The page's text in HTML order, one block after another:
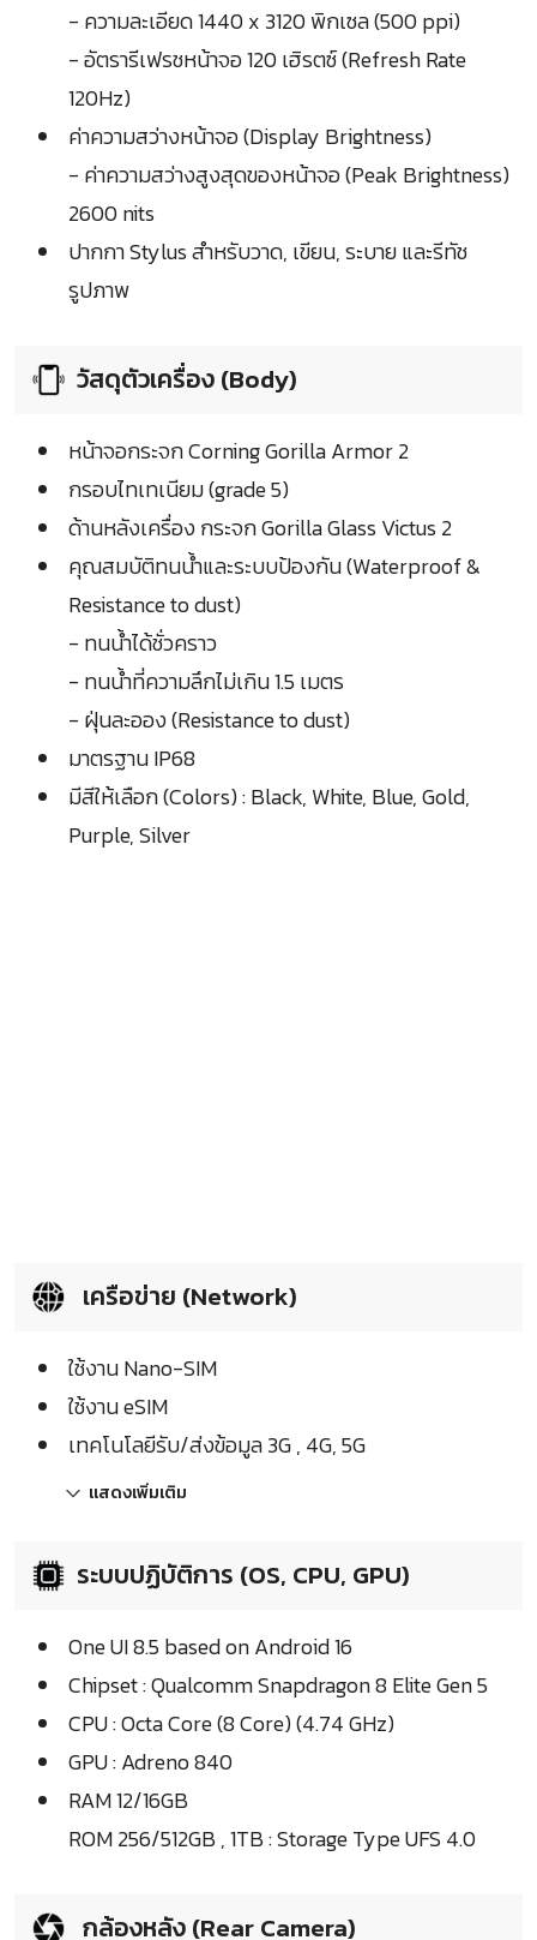
- ความละเอียด 1440 x 3120 พิกเซล (500 ppi)
- อัตรารีเฟรชหน้าจอ 120 เฮิรตซ์ (Refresh Rate
120Hz)
ค่าความสว่างหน้าจอ (Display Brightness)
- ค่าความสว่างสูงสุดของหน้าจอ (Peak Brightness)
2600 nits
ปากกา Stylus สำหรับวาด, เขียน, ระบาย และรีทัช
รูปภาพ
วัสดุตัวเครื่อง (Body)
หน้าจอกระจก Corning Gorilla Armor 2
กรอบไทเทเนียม (grade 5)
ด้านหลังเครื่อง กระจก Gorilla Glass Victus 2
คุณสมบัติทนน้ำและระบบป้องกัน (Waterproof &
Resistance to dust)
- ทนน้ำได้ชั่วคราว
- ทนน้ำที่ความลึกไม่เกิน 1.5 เมตร
- ฝุ่นละออง (Resistance to dust)
มาตรฐาน IP68
มีสีให้เลือก (Colors) : Black, White, Blue, Gold,
Purple, Silver
เครือข่าย (Network)
ใช้งาน Nano-SIM
ใช้งาน eSIM
เทคโนโลยีรับ/ส่งข้อมูล 3G , 4G, 5G
แสดงเพิ่มเติม
ระบบปฏิบัติการ (OS, CPU, GPU)
One UI 8.5 based on Android 16
Chipset : Qualcomm Snapdragon 8 Elite Gen 5
CPU : Octa Core (8 Core) (4.74 GHz)
GPU : Adreno 840
RAM 12/16GB
ROM 256/512GB , 1TB : Storage Type UFS 4.0
กล้องหลัง (Rear Camera)